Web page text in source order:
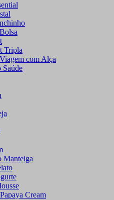
Tripla
com Alça
Saúde
Manteiga
Cream